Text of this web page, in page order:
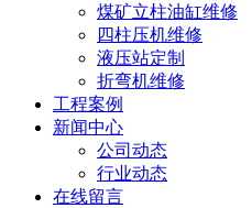
煤矿立柱油缸维修
四柱压机维修
液压站定制
折弯机维修
工程案例
新闻中心
公司动态
行业动态
在线留言